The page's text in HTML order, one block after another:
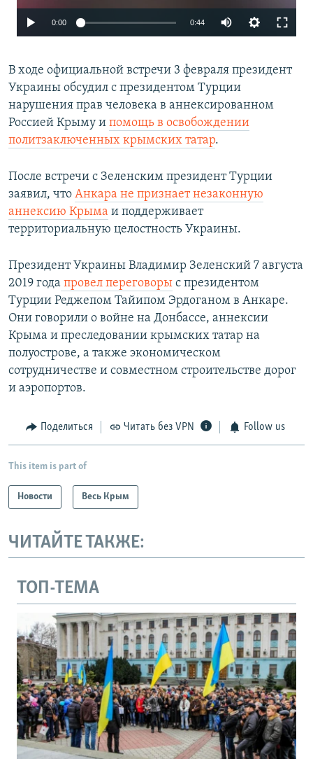
Auto 270p 360p
1080p
0:00 0:44
360p
480p
В ходе официальной встречи 3 февраля президент
Украины обсудил с президентом Турции
нарушения прав человека в аннексированном
Россией Крыму и помощь в освобождении
политзаключенных крымских татар.
После встречи с Зеленским президент Турции
заявил, что Анкара не признает незаконную
аннексию Крыма и поддерживает
территориальную целостность Украины.
Президент Украины Владимир Зеленский 7 августа
2019 года провел переговоры с президентом
Турции Реджепом Тайипом Эрдоганом в Анкаре.
Они говорили о войне на Донбассе, аннексии
Крыма и преследовании крымских татар на
полуострове, а также экономическом
сотрудничестве и совместном строительстве дорог
и аэропортов.
Поделиться Читать без VPN Follow us
This item is part of
Новости Весь Крым
ЧИТАЙТЕ ТАКЖЕ:
ТОП-ТЕМА